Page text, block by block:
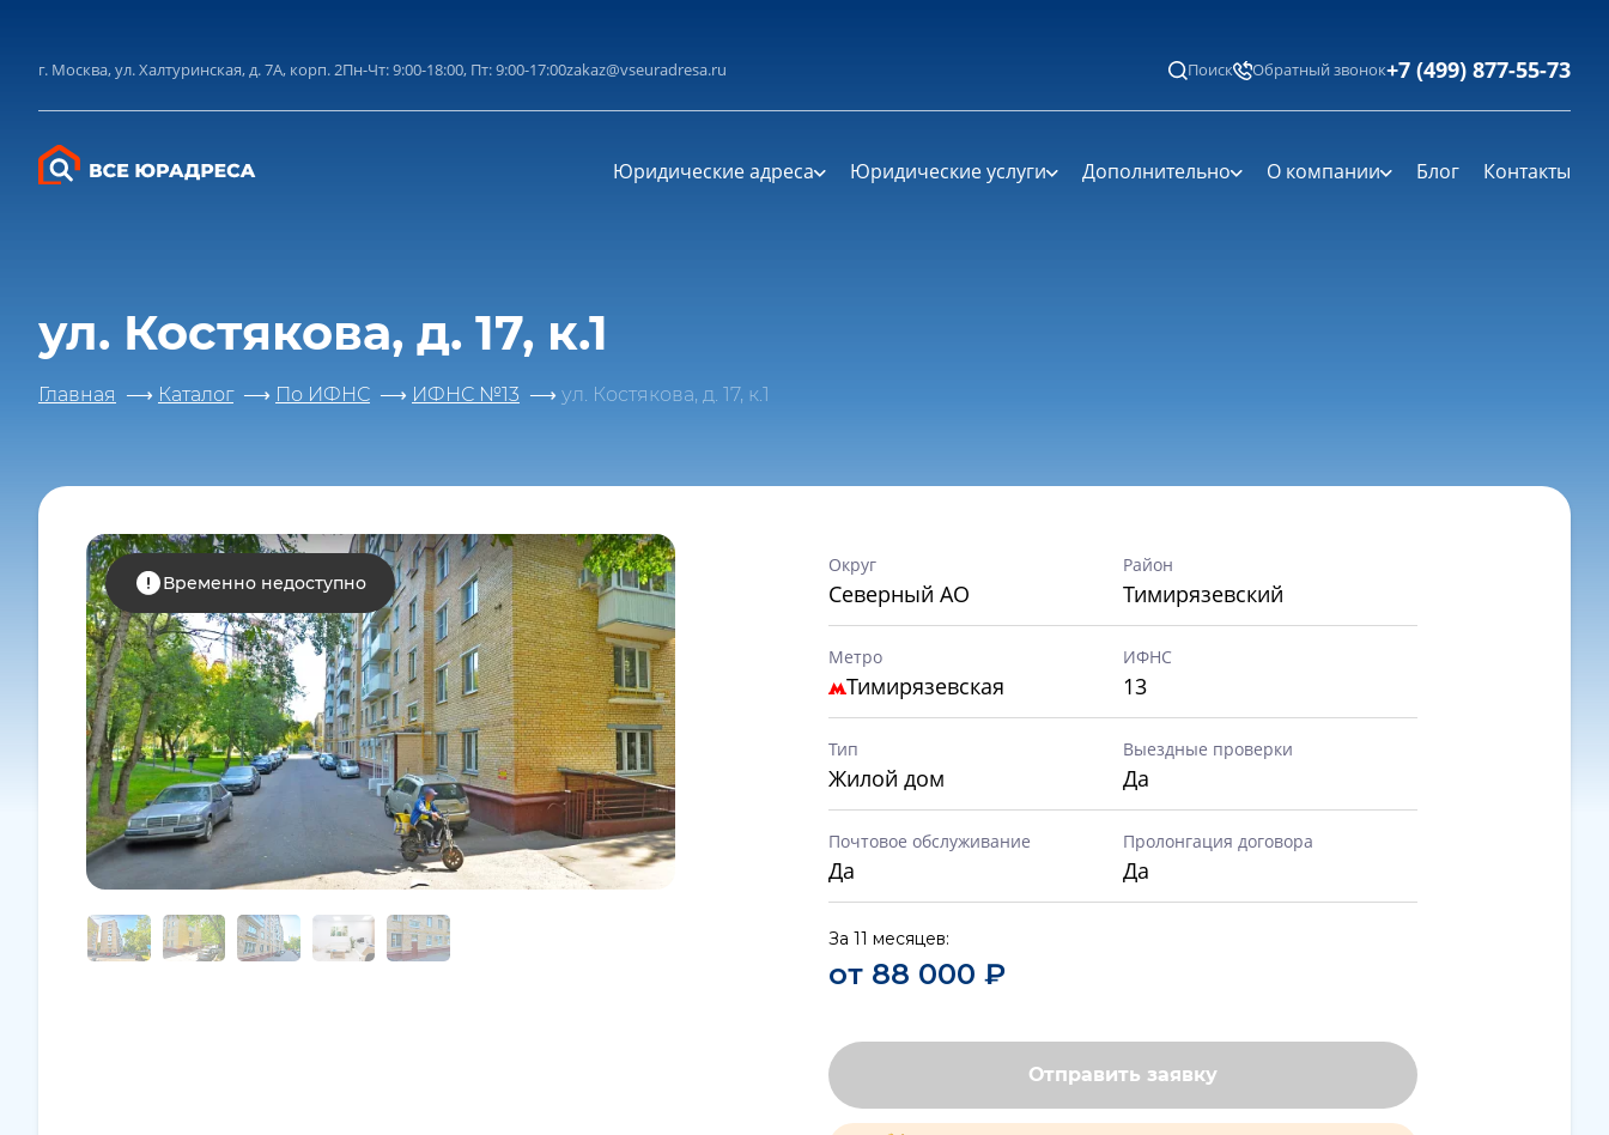
г. Москва, ул. Халтуринская, д. 7А, корп. 2Пн-Чт: 9:00-18:00, Пт: 9:00-17:00zakaz@vseuradresa.ru Поиск Обратный звонок+7 (499) 877-55-73
Юридические адреса Юридические услуги Дополнительно О компании Блог Контакты
ул. Костякова, д. 17, к.1
Главная Каталог По ИФНС ИФНС №13 ул. Костякова, д. 17, к.1
Временно недоступно
Округ
Северный АО
Район
Тимирязевский
Метро
Тимирязевская
ИФНС
13
Тип
Жилой дом
Выездные проверки
Да
Почтовое обслуживание
Да
Пролонгация договора
Да
За 11 месяцев:
от 88 000 ₽
Отправить заявку